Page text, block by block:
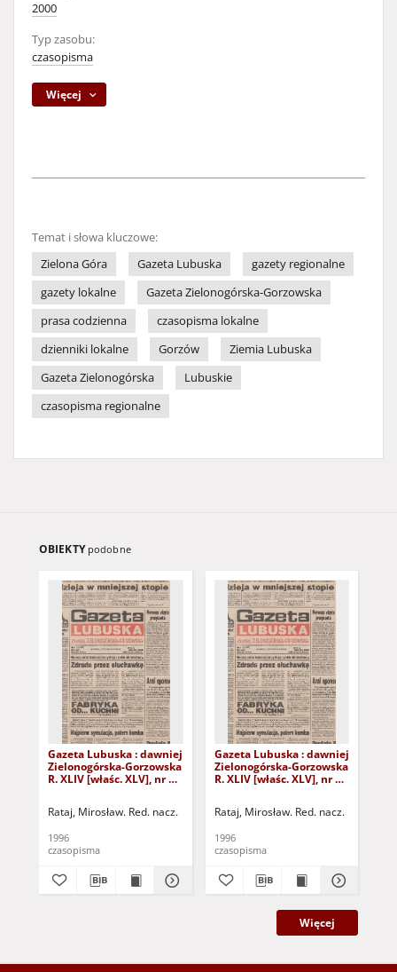
2000
Typ zasobu:
czasopisma
Więcej
Temat i słowa kluczowe:
Zielona Góra
Gazeta Lubuska
gazety regionalne
gazety lokalne
Gazeta Zielonogórska-Gorzowska
prasa codzienna
czasopisma lokalne
dzienniki lokalne
Gorzów
Ziemia Lubuska
Gazeta Zielonogórska
Lubuskie
czasopisma regionalne
OBIEKTY podobne
Gazeta Lubuska : dawniej
Zielonogórska-Gorzowska
R. XLIV [właśc. XLV], nr 52
Rataj, Mirosław. Red. nacz.
1996
czasopisma
Gazeta Lubuska : dawniej
Zielonogórska-Gorzowska
R. XLIV [właśc. XLV], nr 46
Rataj, Mirosław. Red. nacz.
1996
czasopisma
Więcej